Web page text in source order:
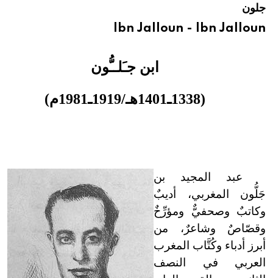
جلون
Ibn Jalloun - Ibn Jalloun
ابن جـَلــُّون
(1338ـ1401هـ/1919ـ1981م)
عبد المجيد بن
جَلُّون المغربي، أديبٌ
وكاتبٌ وصحفيٌّ ومؤرِّخٌ
وقصّاصٌ وشاعرٌ، من
أبرز أدباء وكُتَّاب المغرب
العربي في النصف